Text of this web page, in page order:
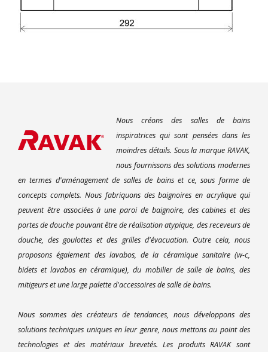
Nous créons des salles de bains
inspiratrices qui sont pensées dans les
moindres détails. Sous la marque RAVAK,
nous fournissons des solutions modernes
en termes d'aménagement de salles de bains et ce, sous forme de
concepts complets. Nous fabriquons des baignoires en acrylique qui
peuvent être associées à une paroi de baignoire, des cabines et des
portes de douche pouvant être de réalisation atypique, des receveurs de
douche, des goulottes et des grilles d'évacuation. Outre cela, nous
proposons également des lavabos, de la céramique sanitaire (w-c,
bidets et lavabos en céramique), du mobilier de salle de bains, des
mitigeurs et une large palette d'accessoires de salle de bains.
Nous sommes des créateurs de tendances, nous développons des
solutions techniques uniques en leur genre, nous mettons au point des
technologies et des matériaux brevetés. Les produits RAVAK sont